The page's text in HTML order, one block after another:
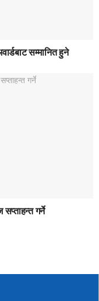
सम्मानित हुने
गर्ने